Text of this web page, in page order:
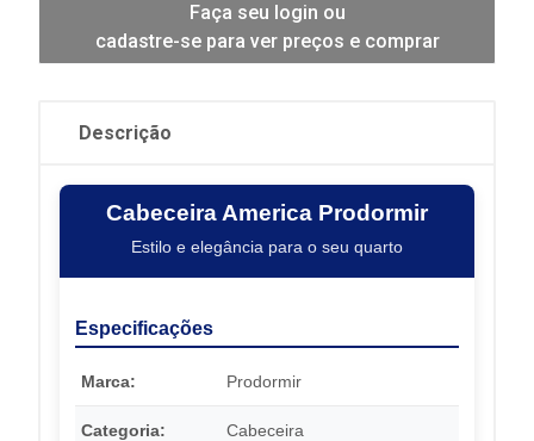
Faça seu login ou
cadastre-se para ver preços e comprar
Descrição
Cabeceira America Prodormir
Estilo e elegância para o seu quarto
Especificações
Marca: Prodormir
Categoria: Cabeceira